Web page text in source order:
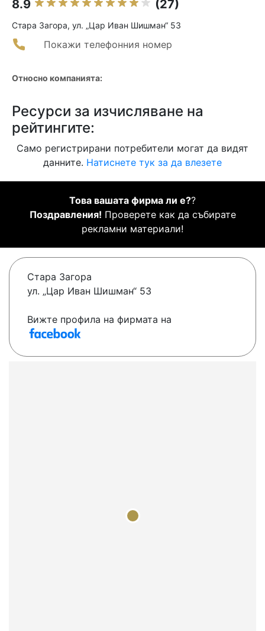
8.9 (27)
Стара Загора, ул. „Цар Иван Шишман“ 53
Покажи телефонния номер
Относно компанията:
Ресурси за изчисляване на
рейтингите:
Само регистрирани потребители могат да видят
данните. Натиснете тук за да влезете
Това вашата фирма ли е??
Поздравления! Проверете как да събирате
рекламни материали!
Стара Загора
ул. „Цар Иван Шишман“ 53
Вижте профила на фирмата на